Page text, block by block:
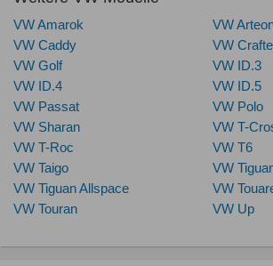
VW Amarok
VW
VW Caddy
VW
VW Golf
VW ID.3
VW ID.4
VW ID.5
VW Passat
VW Polo
VW Sharan
VW T-
VW T-Roc
VW T6
VW Taigo
VW
VW Tiguan Allspace
VW
VW Touran
VW Up